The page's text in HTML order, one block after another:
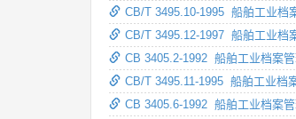
CB/T 3495.10-1995 船舶工业档
CB/T 3495.12-1997 船舶工业档
CB 3405.2-1992 船舶工业档案
CB/T 3495.11-1995 船舶工业档
CB 3405.6-1992 船舶工业档案